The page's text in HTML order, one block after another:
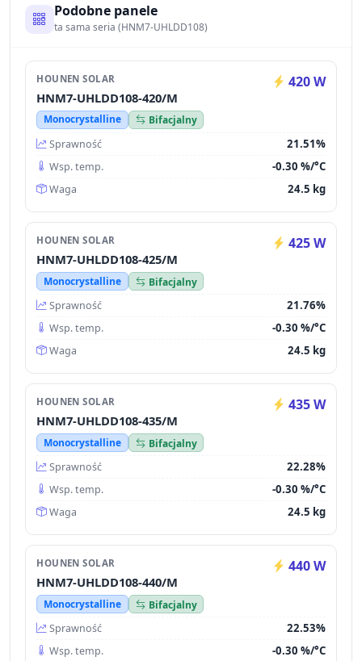
Podobne panele
ta sama seria (HNM7-UHLDD108)
HOUNEN SOLAR 420 W
HNM7-UHLDD108-420/M
Monocrystalline
Bifacjalny
Sprawność
21.51%
Wsp. temp. -0.30 %/°C
Waga 24.5 kg
HOUNEN SOLAR 425 W
HNM7-UHLDD108-425/M
Monocrystalline
Bifacjalny
Sprawność
21.76%
Wsp. temp. -0.30 %/°C
Waga 24.5 kg
HOUNEN SOLAR 435 W
HNM7-UHLDD108-435/M
Monocrystalline
Bifacjalny
Sprawność
22.28%
Wsp. temp. -0.30 %/°C
Waga 24.5 kg
HOUNEN SOLAR 440 W
HNM7-UHLDD108-440/M
Monocrystalline
Bifacjalny
Sprawność
22.53%
Wsp. temp. -0.30 %/°C